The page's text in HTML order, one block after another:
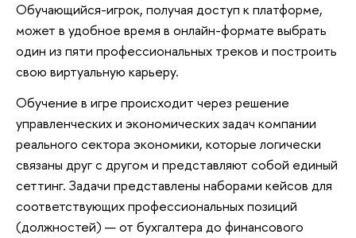
Обучающийся-игрок, получая доступ к платформе,
может в удобное время в онлайн-формате выбрать
один из пяти профессиональных треков и построить
свою виртуальную карьеру.
Обучение в игре происходит через решение
управленческих и экономических задач компании
реального сектора экономики, которые логически
связаны друг с другом и представляют собой единый
сеттинг. Задачи представлены наборами кейсов для
соответствующих профессиональных позиций
(должностей) — от бухгалтера до финансового